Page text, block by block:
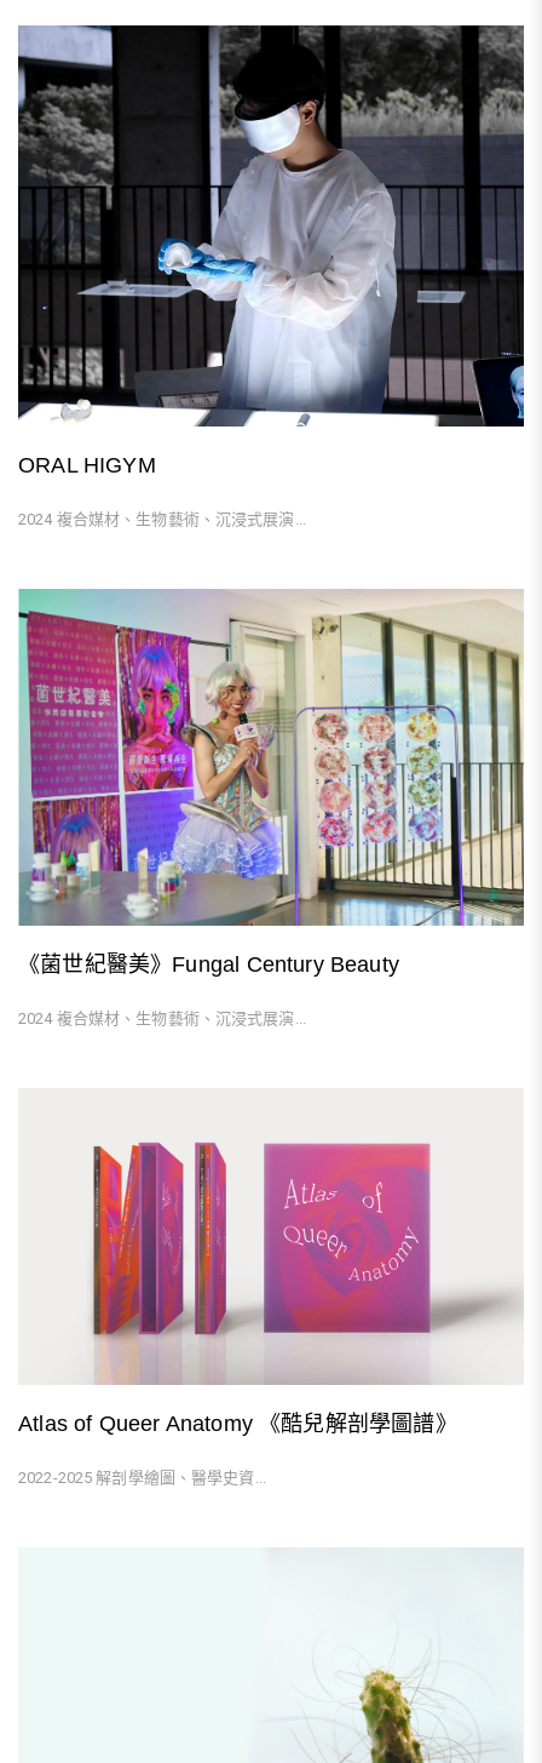
ORAL HIGYM
2024 複合媒材、生物藝術、沉浸式展演...
《菌世紀醫美》Fungal Century Beauty
2024 複合媒材、生物藝術、沉浸式展演...
Atlas of Queer Anatomy 《酷兒解剖學圖譜》
2022-2025 解剖學繪圖、醫學史資...